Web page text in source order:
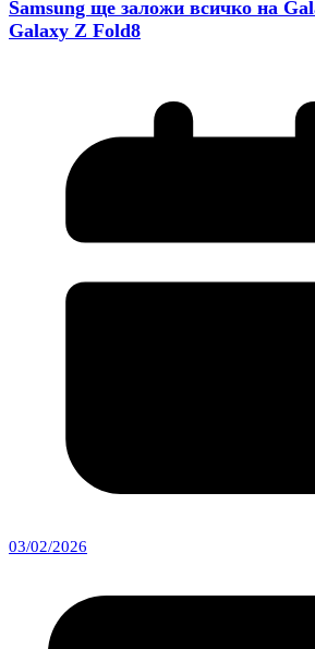
Samsung ще заложи всичко на
Galaxy Z Fold8
03/02/2026